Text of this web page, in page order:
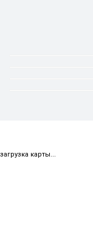
загрузка карты...